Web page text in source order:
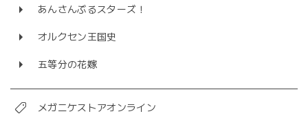
あんさんぶるスターズ！
オルクセン王国史
五等分の花嫁
メガニケストアオンライン